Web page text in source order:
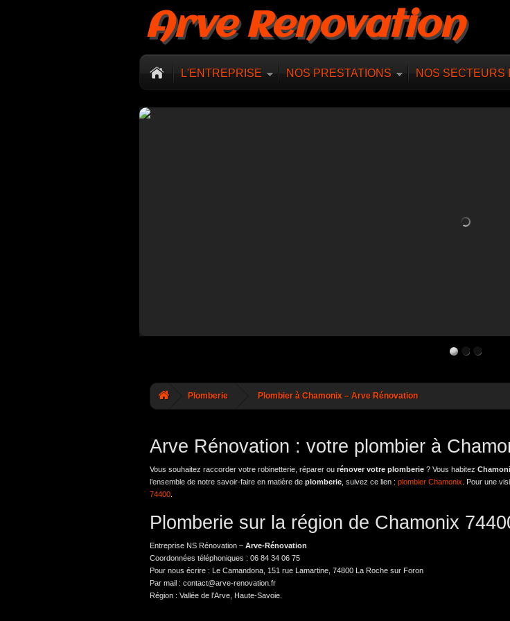
Arve Renovation
L'ENTREPRISE NOS PRESTATIONS NOS SECTEURS
Plomberie Plombier à Chamonix – Arve Rénovation
Arve Rénovation : votre plombier à
Vous souhaitez raccorder votre robinetterie, réparer ou rénover votre plomberie ? Vous habitez
l’ensemble de notre savoir-faire en matière de plomberie , suivez ce lien : plombier Chamonix . Pour une
74400
Plomberie sur la région de Chamonix
Entreprise NS Rénovation – Arve-Rénovation
Coordonnées téléphoniques : 06 84 34 06 75
Pour nous écrire : Le Camandona, 151 rue Lamartine, 74800 La Roche sur Foron
Par mail : contact@arve-renovation.fr
Région : Vallée de l’Arve, Haute-Savoie.